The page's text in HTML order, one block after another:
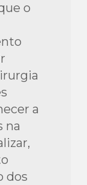
o
a
na
dos